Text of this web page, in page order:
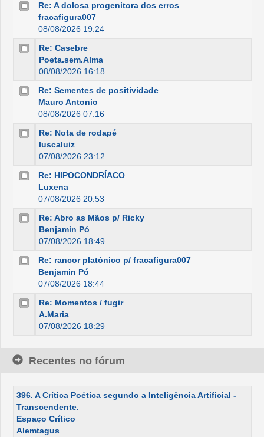
Re: A dolosa progenitora dos erros
fracafigura007
08/08/2026 19:24
Re: Casebre
Poeta.sem.Alma
08/08/2026 16:18
Re: Sementes de positividade
Mauro Antonio
08/08/2026 07:16
Re: Nota de rodapé
luscaluiz
07/08/2026 23:12
Re: HIPOCONDRÍACO
Luxena
07/08/2026 20:53
Re: Abro as Mãos p/ Ricky
Benjamin Pó
07/08/2026 18:49
Re: rancor platónico p/ fracafigura007
Benjamin Pó
07/08/2026 18:44
Re: Momentos / fugir
A.Maria
07/08/2026 18:29
Recentes no fórum
396. A Crítica Poética segundo a Inteligência Artificial -
Transcendente.
Espaço Crítico
Alemtagus